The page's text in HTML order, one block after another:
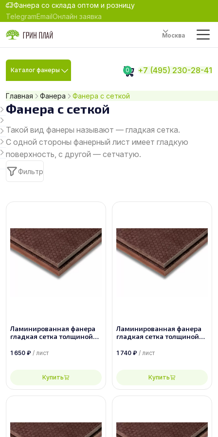
Фанера со склада оптом и розницу
TelegramEmailОнлайн заявка
Москва
Каталог фанеры 0 +7 (495) 230-28-41
Главная Фанера Фанера с сеткой
Фанера с сеткой
Такой вид фанеры называют — гладкая сетка.
С одной стороны фанерный лист имеет гладкую
поверхность, с другой — сетчатую.
Фильтр
Ламинированная фанера
гладкая сетка толщиной
2440х1220, сорт 1/1
1 650 ₽ / лист
Купить
Ламинированная фанера
гладкая сетка толщиной
2500х1250, сорт 1/1
1 740 ₽ / лист
Купить